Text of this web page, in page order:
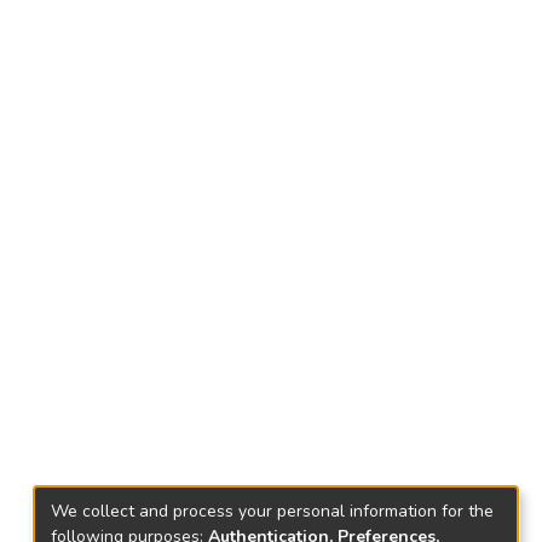
We collect and process your personal information for the
following purposes: Authentication, Preferences,